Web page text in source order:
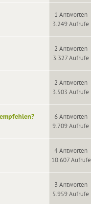
1 Antworten
3.249 Aufrufe
2 Antworten
3.327 Aufrufe
2 Antworten
3.503 Aufrufe
6 Antworten
9.709 Aufrufe
4 Antworten
10.607 Aufrufe
3 Antworten
5.959 Aufrufe